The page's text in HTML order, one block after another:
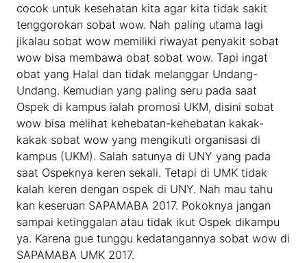
cocok untuk kesehatan kita agar kita tidak sakit
tenggorokan sobat wow. Nah paling utama lagi
jikalau sobat wow memiliki riwayat penyakit sobat
wow bisa membawa obat sobat wow. Tapi ingat
obat yang Halal dan tidak melanggar Undang-
Undang. Kemudian yang paling seru pada saat
Ospek di kampus ialah promosi UKM, disini sobat
wow bisa melihat kehebatan-kehebatan kakak-
kakak sobat wow yang mengikuti organisasi di
kampus (UKM). Salah satunya di UNY yang pada
saat Ospeknya keren sekali. Tetapi di UMK tidak
kalah keren dengan ospek di UNY. Nah mau tahu
kan keseruan SAPAMABA 2017. Pokoknya jangan
sampai ketinggalan atau tidak ikut Ospek dikampu
ya. Karena gue tunggu kedatangannya sobat wow di
SAPAMABA UMK 2017.